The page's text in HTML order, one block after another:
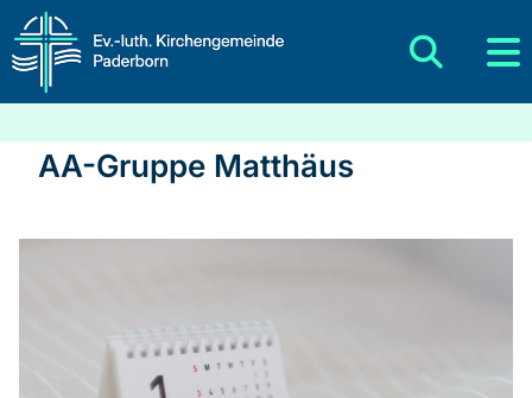
AA-Gruppe Matthäus